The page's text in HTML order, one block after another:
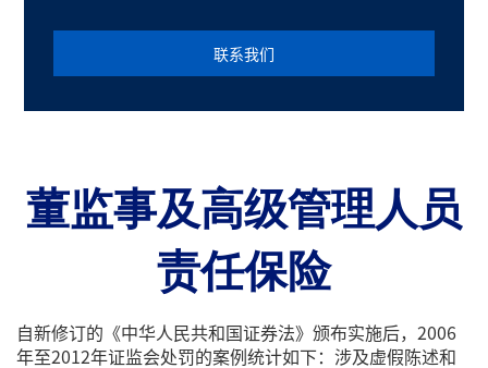
联系我们
董监事及高级管理人员
责任保险
自新修订的《中华人民共和国证券法》颁布实施后，2006
年至2012年证监会处罚的案例统计如下：涉及虚假陈述和